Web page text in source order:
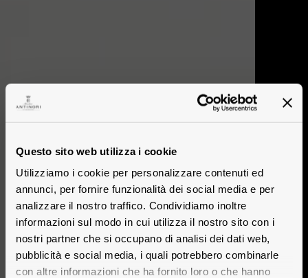
Questo sito web utilizza i cookie
Utilizziamo i cookie per personalizzare contenuti ed
annunci, per fornire funzionalità dei social media e per
analizzare il nostro traffico. Condividiamo inoltre
informazioni sul modo in cui utilizza il nostro sito con i
nostri partner che si occupano di analisi dei dati web,
pubblicità e social media, i quali potrebbero combinarle
con altre informazioni che ha fornito loro o che hanno